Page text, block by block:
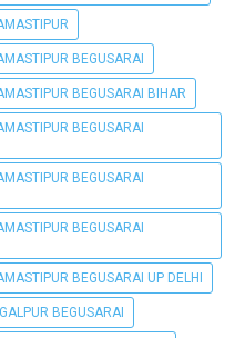
BEGUSARAI
BEGUSARAI BIHAR
BEGUSARAI
BEGUSARAI
BEGUSARAI
BEGUSARAI UP DELHI
BEGUSARAI